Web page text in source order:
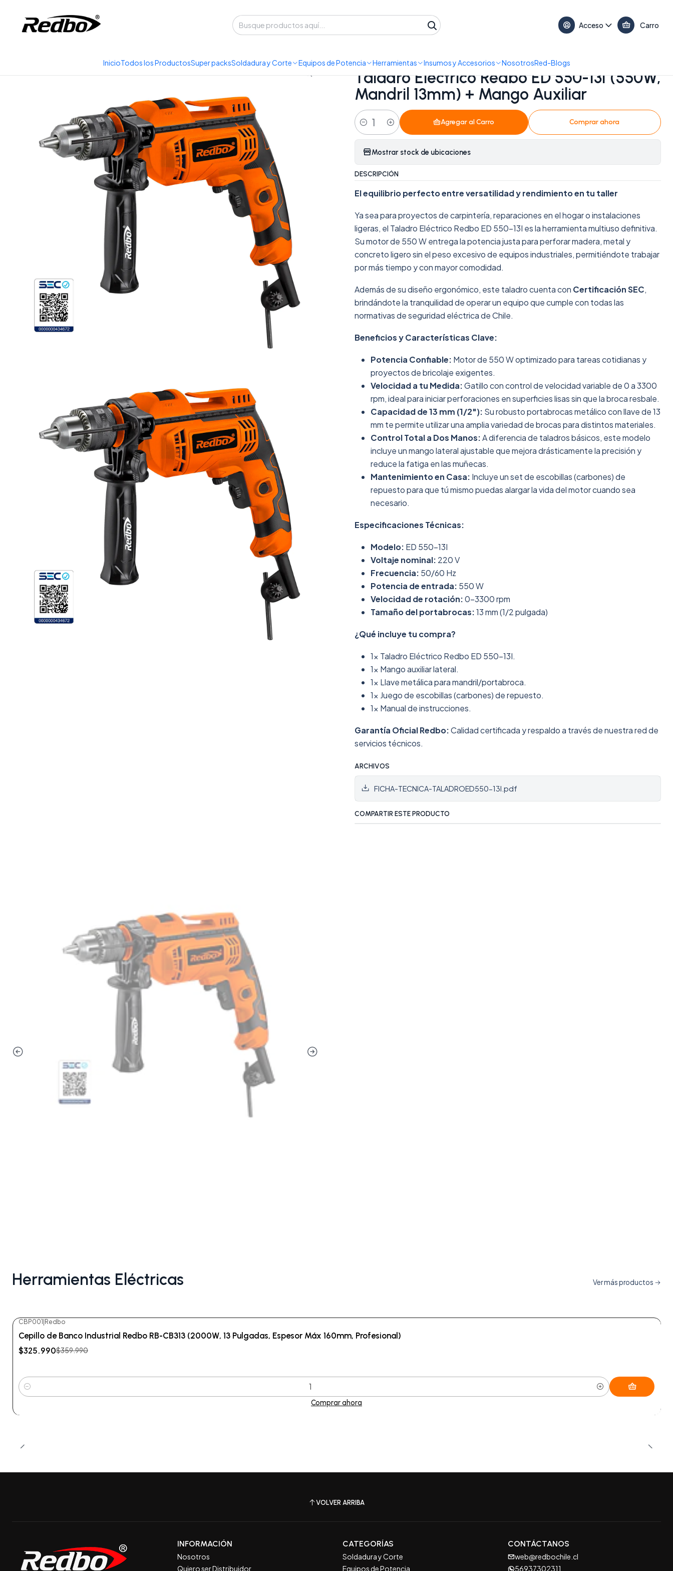
Acceso Carro
InicioTodos los ProductosSuper packsSoldadura y Corte Equipos de Potencia Herramientas Insumos y Accesorios NosotrosRed-Blogs
Herramientas Eléctricas Taladro Eléctrico Redbo ED 550-13I (550W, Mandril 13mm) + Mango Auxiliar
|
Taladro Eléctrico Redbo ED 550-13I (550W,
Mandril 13mm) + Mango Auxiliar
Cantidad
Agregar al Carro Comprar ahora
Mostrar stock de ubicaciones
DESCRIPCIÓN
El equilibrio perfecto entre versatilidad y rendimiento en tu taller
Ya sea para proyectos de carpintería, reparaciones en el hogar o instalaciones
ligeras, el Taladro Eléctrico Redbo ED 550-13I es la herramienta multiuso definitiva.
Su motor de 550 W entrega la potencia justa para perforar madera, metal y
concreto ligero sin el peso excesivo de equipos industriales, permitiéndote trabajar
por más tiempo y con mayor comodidad.
Además de su diseño ergonómico, este taladro cuenta con Certificación SEC,
brindándote la tranquilidad de operar un equipo que cumple con todas las
normativas de seguridad eléctrica de Chile.
Beneficios y Características Clave:
Potencia Confiable: Motor de 550 W optimizado para tareas cotidianas y
proyectos de bricolaje exigentes.
Velocidad a tu Medida:Gatillo con control de velocidad variable de 0 a 3300
rpm, ideal para iniciar perforaciones en superficies lisas sin que la broca resbale.
Capacidad de 13 mm (1/2"): Su robusto portabrocas metálico con llave de 13
mm te permite utilizar una amplia variedad de brocas para distintos materiales.
Control Total a Dos Manos:A diferencia de taladros básicos, este modelo
incluye un mango lateral ajustable que mejora drásticamente la precisión y
reduce la fatiga en las muñecas.
Mantenimiento en Casa: Incluye un set de escobillas (carbones) de
repuesto para que tú mismo puedas alargar la vida del motor cuando sea
necesario.
Especificaciones Técnicas:
Modelo: ED 550-13I
Voltaje nominal: 220 V
Frecuencia: 50/60 Hz
Potencia de entrada: 550 W
Velocidad de rotación:0-3300 rpm
Tamaño del portabrocas:13 mm (1/2 pulgada)
¿Qué incluye tu compra?
1x Taladro Eléctrico Redbo ED 550-13I.
1x Mango auxiliar lateral.
1x Llave metálica para mandril/portabroca.
1x Juego de escobillas (carbones) de repuesto.
1x Manual de instrucciones.
Garantía Oficial Redbo:Calidad certificada y respaldo a través de nuestra red de
servicios técnicos.
ARCHIVOS
FICHA-TECNICA-TALADROED550-13I.pdf
COMPARTIR ESTE PRODUCTO
Herramientas Eléctricas Ver más productos
CBP001 Redbo
Cepillo de Banco Industrial Redbo RB-CB313 (2000W, 13 Pulgadas, Espesor Máx 160mm, Profesional)
$325.990$359.990
Cantidad
Comprar ahora
VOLVER ARRIBA
INFORMACIÓN
Nosotros
Quiero ser Distribuidor
CATEGORÍAS
Soldadura y Corte
Equipos de Potencia
CONTÁCTANOS
web@redbochile.cl
56937302311